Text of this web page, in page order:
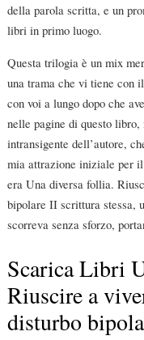
della parola scritta, e un
libri in primo luogo.
Questa trilogia è un mix
una trama che vi tiene con
con voi a lungo dopo che
nelle pagine di questo libro,
intransigente dell’autore,
mia attrazione iniziale per
era Una diversa follia.
bipolare II scrittura stessa,
scorreva senza sforzo,
Scarica Libri
Riuscire a
disturbo